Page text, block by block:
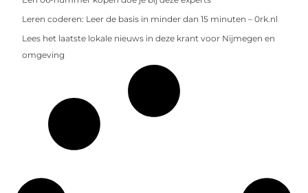
Leren coderen: Leer de basis in minder dan 15 minuten – 0rk.nl
Lees het laatste lokale nieuws in deze krant voor Nijmegen en
omgeving